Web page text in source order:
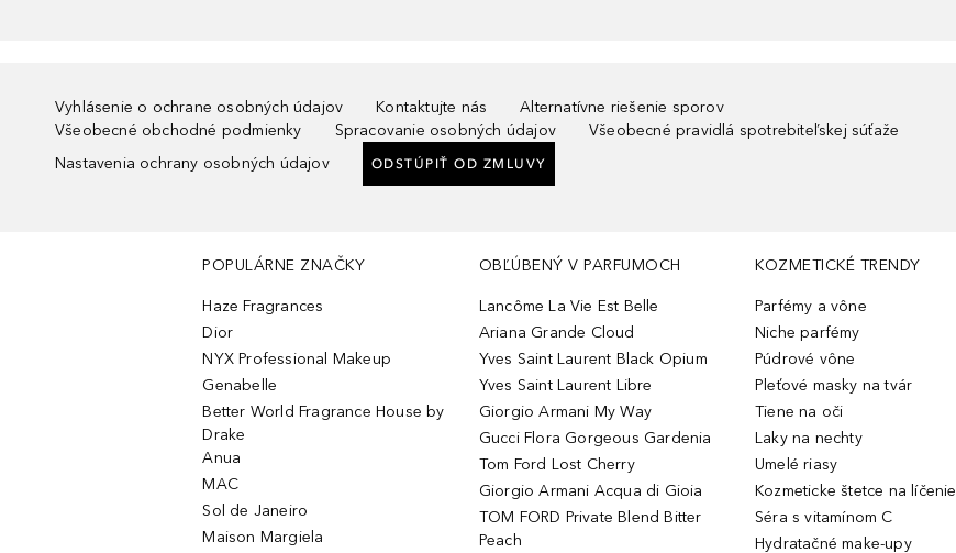
Vyhlásenie o ochrane osobných údajov Kontaktujte nás
Alternatívne riešenie sporov
Všeobecné obchodné podmienky
Spracovanie osobných údajov
Všeobecné pravidlá spotrebiteľskej súťaže
Nastavenia ochrany osobných údajov
ODSTÚPIŤ OD ZMLUVY
POPULÁRNE ZNAČKY
Haze Fragrances
Dior
NYX Professional Makeup
Genabelle
Better World Fragrance House by
Drake
Anua
MAC
Sol de Janeiro
Maison Margiela
OBĽÚBENÝ V PARFUMOCH
Lancôme La Vie Est Belle
Ariana Grande Cloud
Yves Saint Laurent Black Opium
Yves Saint Laurent Libre
Giorgio Armani My Way
Gucci Flora Gorgeous Gardenia
Tom Ford Lost Cherry
Giorgio Armani Acqua di Gioia
TOM FORD Private Blend Bitter
Peach
KOZMETICKÉ TRENDY
Parfémy a vône
Niche parfémy
Púdrové vône
Pleťové masky na tvár
Tiene na oči
Laky na nechty
Umelé riasy
Kozmeticke štetce na líčenie
Séra s vitamínom C
Hydratačné make-upy